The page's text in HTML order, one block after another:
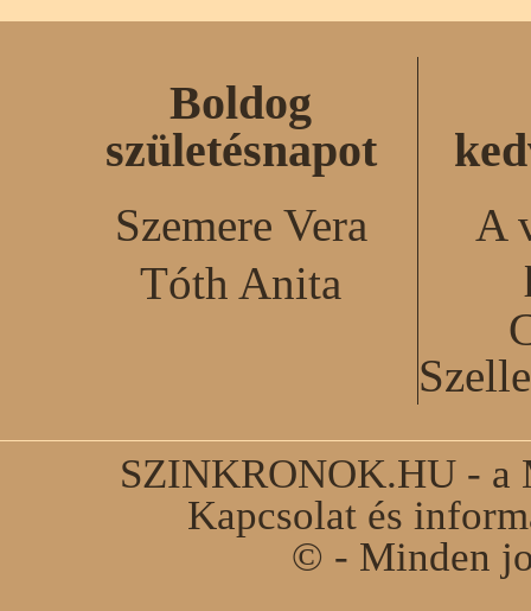
Boldog
születésnapot
Szemere Vera
Tóth Anita
A
SZINKRONOK.HU - a
Kapcsolat és
© - Minden